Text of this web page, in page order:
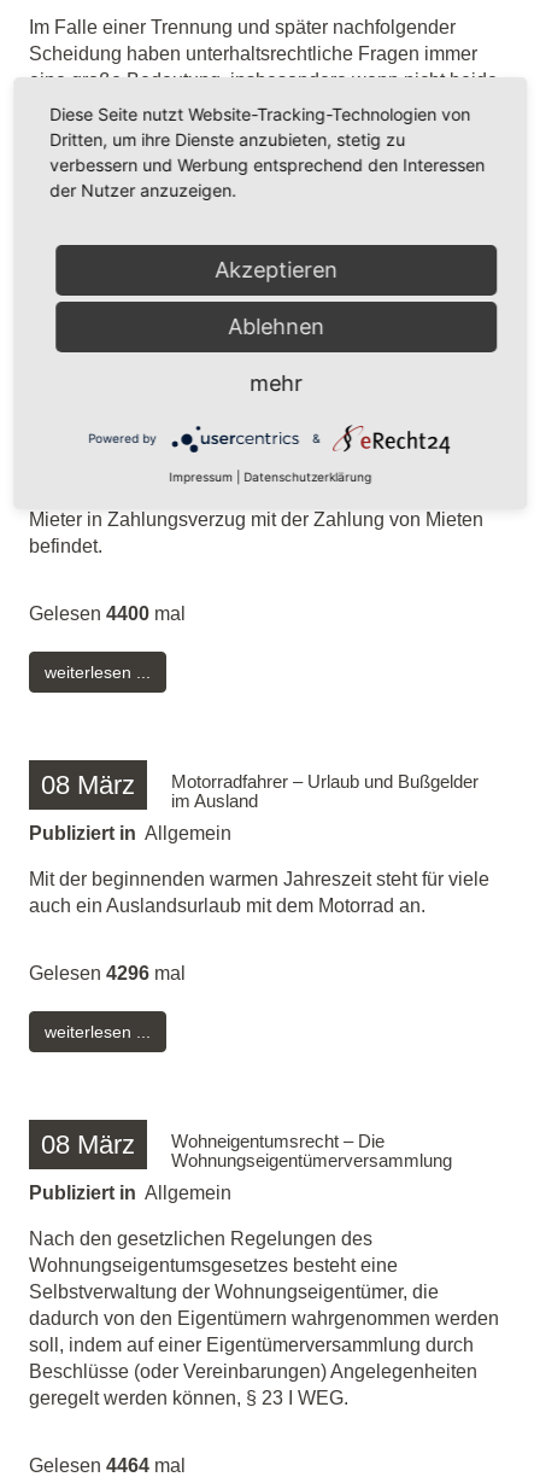
Im Falle einer Trennung und später nachfolgender
Scheidung haben unterhaltsrechtliche Fragen immer
eine große Bedeutung, insbesondere wenn nicht beide
Ehepartner voll berufstätig sind und nach der Trennung
in eine finanzielle Bedürftigkeit geraten.
Gelesen4478mal
Was geht wann?
Ein Wohnungsmietverhältnis kann von einem
Mieter in Zahlungsverzug mit der Zahlung von Mieten
befindet.
Gelesen 4400 mal
weiterlesen ...
08 März
Motorradfahrer – Urlaub und Bußgelder
im Ausland
Publiziert in Allgemein
Mit der beginnenden warmen Jahreszeit steht für viele
auch ein Auslandsurlaub mit dem Motorrad an.
Gelesen 4296 mal
weiterlesen ...
08 März
Wohneigentumsrecht – Die
Wohnungseigentümerversammlung
Publiziert in Allgemein
Nach den gesetzlichen Regelungen des
Wohnungseigentumsgesetzes besteht eine
Selbstverwaltung der Wohnungseigentümer, die
dadurch von den Eigentümern wahrgenommen werden
soll, indem auf einer Eigentümerversammlung durch
Beschlüsse (oder Vereinbarungen) Angelegenheiten
geregelt werden können, § 23 I WEG.
Gelesen 4464 mal
Diese Seite nutzt Website-Tracking-Technologien von
Dritten, um ihre Dienste anzubieten, stetig zu
verbessern und Werbung entsprechend den Interessen
der Nutzer anzuzeigen.
Akzeptieren
Ablehnen
mehr
Powered by &
Impressum Datenschutzerklärung